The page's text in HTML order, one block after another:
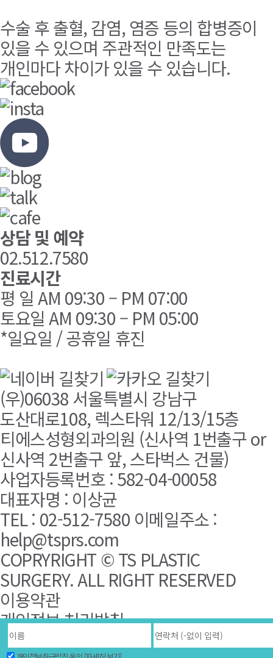
수술 후 출혈, 감염, 염증 등의 합병증이
있을 수 있으며 주관적인 만족도는
개인마다 차이가 있을 수 있습니다.
상담 및 예약
02.512.7580
진료시간
평 일 AM 09:30 – PM 07:00
토요일 AM 09:30 – PM 05:00
*일요일 / 공휴일 휴진
(우)06038 서울특별시 강남구
도산대로108, 렉스타워 12/13/15층
티에스성형외과의원 (신사역 1번출구 or
신사역 2번출구 앞, 스타벅스 건물)
사업자등록번호 : 582-04-00058
대표자명 : 이상균
TEL : 02-512-7580 이메일주소 :
help@tsprs.com
COPRYRIGHT © TS PLASTIC
SURGERY. ALL RIGHT RESERVED
이용약관
개인정보 처리방침
환자권리장전